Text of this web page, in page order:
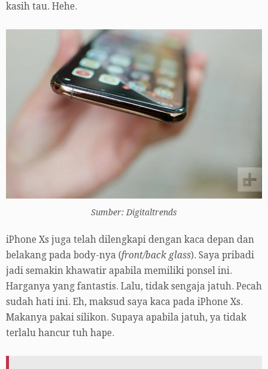
kasih tau. Hehe.
Sumber: Digitaltrends
iPhone Xs juga telah dilengkapi dengan kaca depan dan
belakang pada body-nya (front/back glass). Saya pribadi
jadi semakin khawatir apabila memiliki ponsel ini.
Harganya yang fantastis. Lalu, tidak sengaja jatuh. Pecah
sudah hati ini. Eh, maksud saya kaca pada iPhone Xs.
Makanya pakai silikon. Supaya apabila jatuh, ya tidak
terlalu hancur tuh hape.